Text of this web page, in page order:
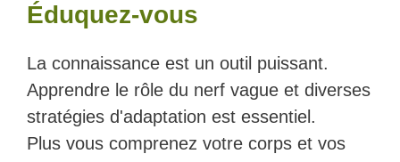
Éduquez-vous
La connaissance est un outil puissant.
Apprendre le rôle du nerf vague et diverses
stratégies d'adaptation est essentiel.
Plus vous comprenez votre corps et vos